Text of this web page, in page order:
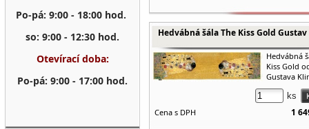
Hedvábná šála The Kiss Gold
Hedvábná
Kiss Gold
Gustava
ks
Cena s DPH
1
Po-pá: 9:00 - 18:00 hod.
so: 9:00 - 12:30 hod.
Otevírací doba:
Po-pá: 9:00 - 17:00 hod.